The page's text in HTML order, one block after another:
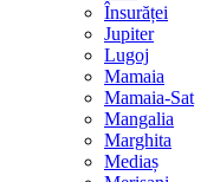
Însurăței
Jupiter
Lugoj
Mamaia
Mamaia-Sat
Mangalia
Marghita
Mediaș